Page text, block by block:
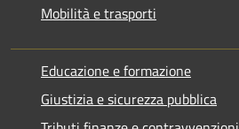
Mobilità e trasporti
Educazione e formazione
Giustizia e sicurezza pubblica